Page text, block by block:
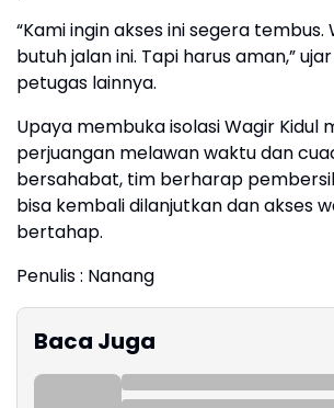
“Kami ingin akses ini segera
butuh jalan ini. Tapi harus aman,”
petugas lainnya.
Upaya membuka isolasi Wagir Kidul
perjuangan melawan waktu dan
bersahabat, tim berharap
bisa kembali dilanjutkan dan akses
bertahap.
Penulis : Nanang
Baca Juga